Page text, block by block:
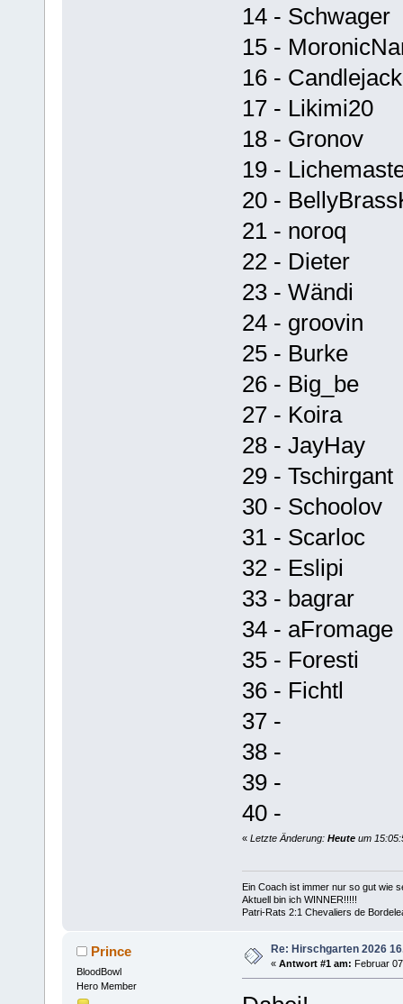
14 - Schwager
15 -
16 - Candlejack
17 - Likimi20
18 - Gronov
19 -
20 -
21 - noroq
22 - Dieter
23 - Wändi
24 - groovin
25 - Burke
26 - Big_be
27 - Koira
28 - JayHay
29 - Tschirgant
30 - Schoolov
31 - Scarloc
32 - Eslipi
33 - bagrar
34 - aFromage
35 - Foresti
36 - Fichtl
37 -
38 -
39 -
40 -
« Letzte Änderung: Heuteum
Ein Coach ist immer nur so gut wie
Aktuell bin ich WINNER!!!!!
Patri-Rats 2:1 Chevaliers de
Prince
BloodBowl
Hero Member
Re: Hirschgarten 2026
« Antwort #1 am: Februar